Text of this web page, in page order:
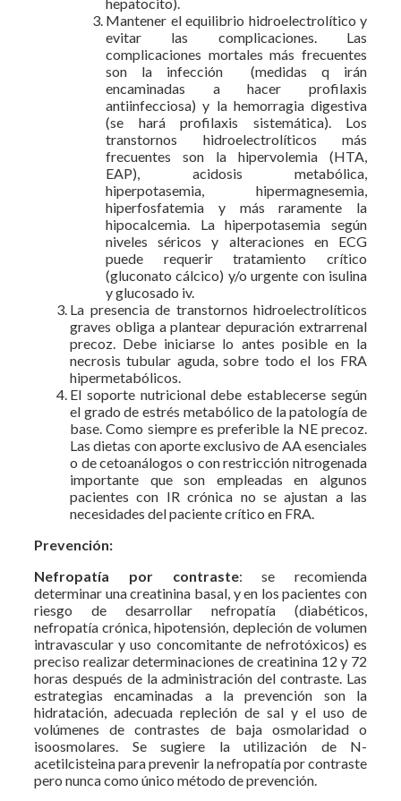
Mantener el equilibrio hidroelectrolítico y
evitar las complicaciones. Las
complicaciones mortales más frecuentes
son la infección (medidas q irán
encaminadas a hacer profilaxis
antiinfecciosa) y la hemorragia digestiva
(se hará profilaxis sistemática). Los
transtornos hidroelectrolíticos más
frecuentes son la hipervolemia (HTA,
EAP), acidosis metabólica,
hiperpotasemia, hipermagnesemia,
hiperfosfatemia y más raramente la
hipocalcemia. La hiperpotasemia según
niveles séricos y alteraciones en ECG
puede requerir tratamiento crítico
(gluconato cálcico) y/o urgente con isulina
y glucosado iv.
La presencia de transtornos hidroelectrolíticos
graves obliga a plantear depuración extrarrenal
precoz. Debe iniciarse lo antes posible en la
necrosis tubular aguda, sobre todo el los FRA
hipermetabólicos.
El soporte nutricional debe establecerse según
el grado de estrés metabólico de la patología de
base. Como siempre es preferible la NE precoz.
Las dietas con aporte exclusivo de AA esenciales
o de cetoanálogos o con restricción nitrogenada
importante que son empleadas en algunos
pacientes con IR crónica no se ajustan a las
necesidades del paciente crítico en FRA.
Prevención:
Nefropatía por contraste: se recomienda
determinar una creatinina basal, y en los pacientes con
riesgo de desarrollar nefropatía (diabéticos,
nefropatía crónica, hipotensión, depleción de volumen
intravascular y uso concomitante de nefrotóxicos) es
preciso realizar determinaciones de creatinina 12 y 72
horas después de la administración del contraste. Las
estrategias encaminadas a la prevención son la
hidratación, adecuada repleción de sal y el uso de
volúmenes de contrastes de baja osmolaridad o
isoosmolares. Se sugiere la utilización de N-
acetilcisteina para prevenir la nefropatía por contraste
pero nunca como único método de prevención.